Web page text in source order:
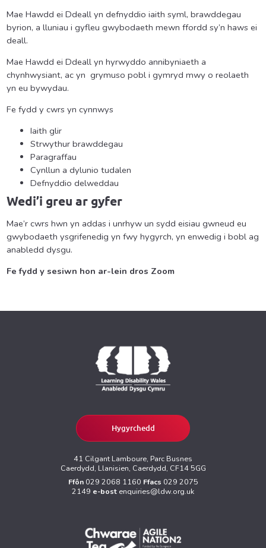
Mae Hawdd ei Ddeall yn defnyddio iaith syml, brawddegau
byrion, a lluniau i gyfleu gwybodaeth mewn ffordd sy’n haws ei
deall.
Mae Hawdd ei Ddeall yn hyrwyddo annibyniaeth a
chynhwysiant, ac yn grymuso pobl i gymryd mwy o reolaeth
yn eu bywydau.
Fe fydd y cwrs yn cynnwys
Iaith glir
Strwythur brawddegau
Paragraffau
Cynllun a dylunio tudalen
Defnyddio delweddau
Wedi’i greu ar gyfer
Mae’r cwrs hwn yn addas i unrhyw un sydd eisiau gwneud eu
gwybodaeth ysgrifenedig yn fwy hygyrch, yn enwedig i bobl ag
anabledd dysgu.
Fe fydd y sesiwn hon ar-lein dros Zoom
Hygyrchedd
41 Cilgant Lamboure, Parc Busnes
Caerdydd, Llanisien, Caerdydd, CF14 5GG
Ffôn 029 2068 1160 Ffacs 029 2075
2149 e-bost enquiries@ldw.org.uk